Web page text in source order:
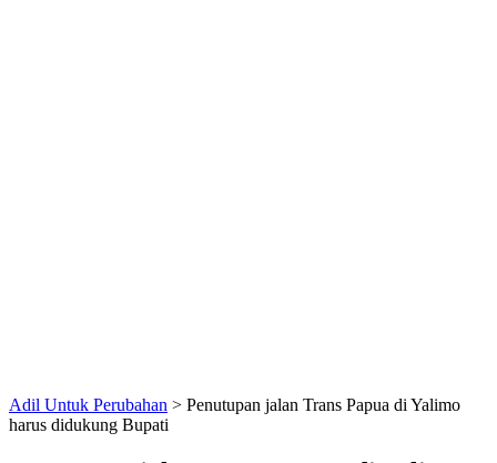
Adil Untuk Perubahan > Penutupan jalan Trans Papua di Yalimo
harus didukung Bupati